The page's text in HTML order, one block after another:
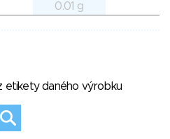
0.01 g
etikety daného výrobku